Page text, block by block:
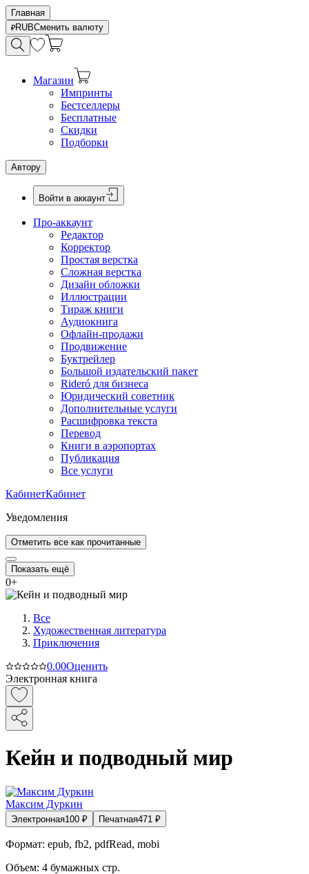
Главная
RUBСменить валюту
Магазин
Импринты
Бестселлеры
Бесплатные
Скидки
Подборки
Автору
Войти в аккаунт
Про-аккаунт
Редактор
Корректор
Простая верстка
Сложная верстка
Дизайн обложки
Иллюстрации
Тираж книги
Аудиокнига
Офлайн-продажи
Продвижение
Буктрейлер
Большой издательский пакет
Rideró для бизнеса
Юридический советник
Дополнительные услуги
Расшифровка текста
Перевод
Книги в аэропортах
Публикация
Все услуги
КабинетКабинет
Уведомления
Отметить все как прочитанные
Показать ещё
0+
Все
Художественная литература
Приключения
0.00Оценить
Электронная книга
Кейн и подводный мир
Максим Дуркин
Электронная100 ₽ Печатная471 ₽
Формат: epub, fb2, pdfRead, mobi
Объем: 4 бумажных стр.